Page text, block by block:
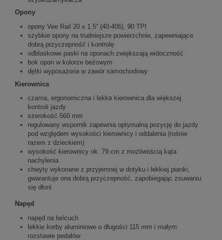
Opony
opony Vee Rail 20 x 1.5” (40-406), 90 TPI
szybkie opony na trudniejsze powierzchnie, zapewniające
dobrą przyczepność i kontrolę
odblaskowe paski na oponach zwiększają widoczność
bok opon w kolorze beżowym
dętki wyposażona w zawór samochodowy
Kierownica
czarna, ergonomiczna i lekka kierownica dla większej
kontroli jazdy
szerokość 560 mm
regulowany wspornik zapewnia optymalną pozycję do jazdy
pod względem wysokości kierownicy i oddalenia (rośnie
razem z dzieckiem)
wysokość kierownicy ok. 79 cm z możliwością kąta
nachylenia
chwyty wykonane z przyjemnej w dotyku i lekkiej pianki,
gwarantuje ona dobrą przyczepność, zapobiegając zsuwaniu
się dłoni
Napęd
napęd na łańcuch
lekkie korby aluminiowe o długości 115 mm i małym
rozstawie pedałów